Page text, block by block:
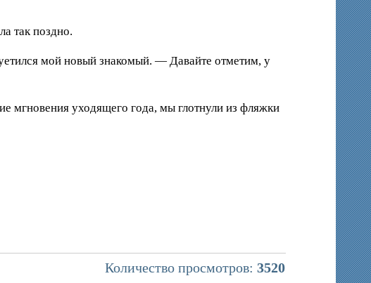
так поздно.
мой новый знакомый. — Давайте отметим, у
мгновения уходящего года, мы глотнули из фляжки
Количество просмотров:3520